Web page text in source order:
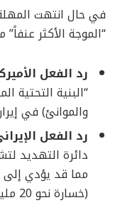
في حال انتهت
“الموجة الأكثر عنفاً”
رد الفعل
“البنية التحتية
والموانئ) في
رد الفعل
دائرة التهديد
مما قد يؤدي إلى
(خسارة نحو 20 مليون برميل نفط يومياً).